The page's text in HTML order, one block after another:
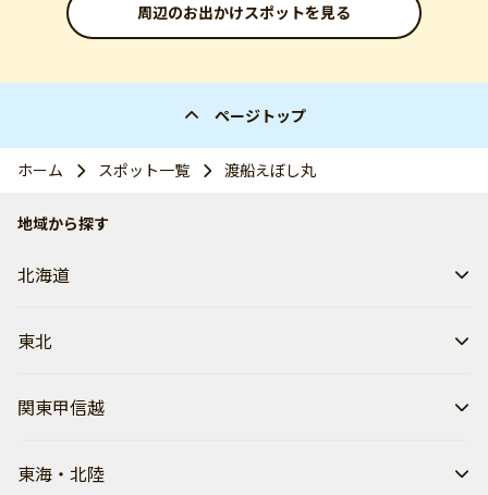
周辺のお出かけスポットを見る
ページトップ
ホーム スポット一覧 渡船えぼし丸
地域から探す
北海道
東北
関東甲信越
東海・北陸